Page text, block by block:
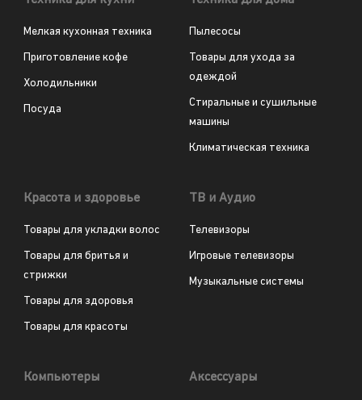
Мелкая кухонная техника
Приготовление кофе
Холодильники
Посуда
Пылесосы
Товары для ухода за
одеждой
Стиральные и сушильные
машины
Климатическая техника
Красота и здоровье
Товары для укладки волос
Товары для бритья и
стрижки
Товары для здоровья
Товары для красоты
ТВ и Аудио
Телевизоры
Игровые телевизоры
Музыкальные системы
Компьютеры Аксессуары